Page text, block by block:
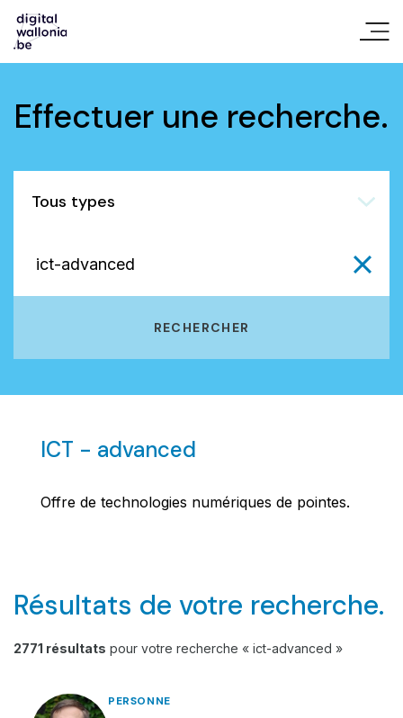
Effectuer une recherche.
Tous types
RECHERCHER
ICT - advanced
Offre de technologies numériques de pointes.
Résultats de votre recherche.
2771 résultats pour votre recherche « ict-advanced »
PERSONNE